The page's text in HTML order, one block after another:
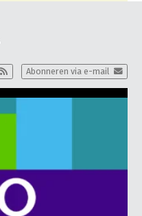
Abonneren via e-mail